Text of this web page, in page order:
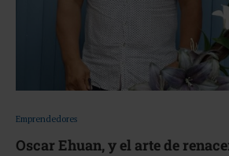
Emprendedores
Oscar Ehuan, y el arte de